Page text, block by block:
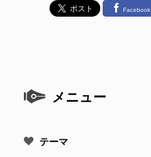
Facebook
メニュー
テーマ